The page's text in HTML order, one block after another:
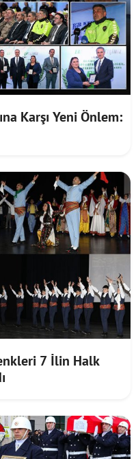
Karşı Yeni Önlem:
7 İlin Halk